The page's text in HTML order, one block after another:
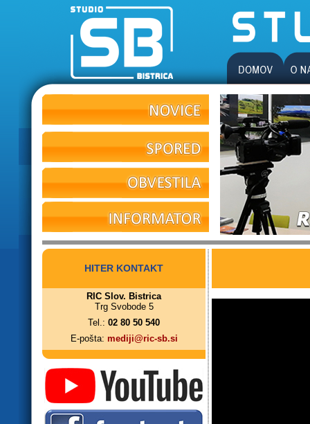
HITER KONTAKT
RIC Slov. Bistrica
Trg Svobode 5
Tel.: 02 80 50 540
E-pošta: mediji@ric-sb.si